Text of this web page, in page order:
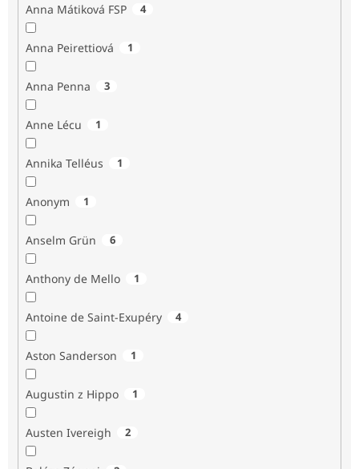
Anna Mátiková FSP 4
Anna Peirettiová 1
Anna Penna 3
Anne Lécu 1
Annika Telléus 1
Anonym 1
Anselm Grün 6
Anthony de Mello 1
Antoine de Saint-Exupéry 4
Aston Sanderson 1
Augustin z Hippo 1
Austen Ivereigh 2